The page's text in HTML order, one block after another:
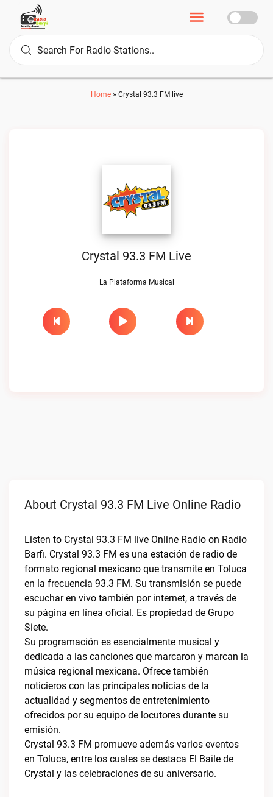
Home» Crystal 93.3 FM live
Crystal 93.3 FM Live
La Plataforma Musical
About Crystal 93.3 FM Live Online Radio
Listen to Crystal 93.3 FM live Online Radio on Radio
Barfi. Crystal 93.3 FM es una estación de radio de
formato regional mexicano que transmite en Toluca
en la frecuencia 93.3 FM. Su transmisión se puede
escuchar en vivo también por internet, a través de
su página en línea oficial. Es propiedad de Grupo
Siete.
Su programación es esencialmente musical y
dedicada a las canciones que marcaron y marcan la
música regional mexicana. Ofrece también
noticieros con las principales noticias de la
actualidad y segmentos de entretenimiento
ofrecidos por su equipo de locutores durante su
emisión.
Crystal 93.3 FM promueve además varios eventos
en Toluca, entre los cuales se destaca El Baile de
Crystal y las celebraciones de su aniversario.